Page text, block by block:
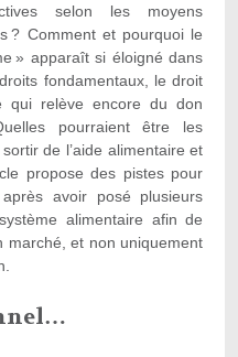
selon les moyens
? Comment et pourquoi le
» apparaît si éloigné dans
fondamentaux, le droit
qui relève encore du don
pourraient être les
de l’aide alimentaire et
propose des pistes pour
avoir posé plusieurs
alimentaire afin de
marché, et non uniquement